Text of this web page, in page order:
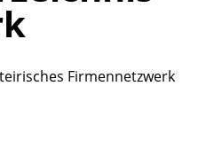
Firmennetzwerk